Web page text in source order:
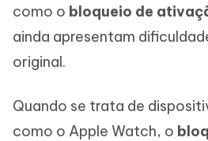
como o bloqueio de
ainda apresentam
original.
Quando se trata de
como o Apple Watch, o